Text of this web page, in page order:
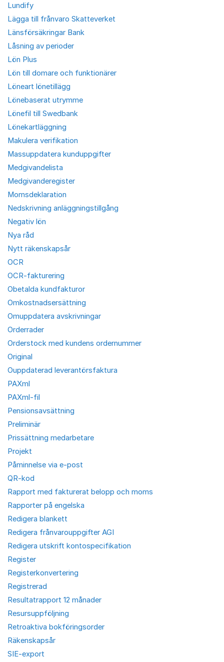
Lundify
Lägga till frånvaro Skatteverket
Länsförsäkringar Bank
Låsning av perioder
Lön Plus
Lön till domare och funktionärer
Löneart lönetillägg
Lönebaserat utrymme
Lönefil till Swedbank
Lönekartläggning
Makulera verifikation
Massuppdatera kunduppgifter
Medgivandelista
Medgivanderegister
Momsdeklaration
Nedskrivning anläggningstillgång
Negativ lön
Nya råd
Nytt räkenskapsår
OCR
OCR-fakturering
Obetalda kundfakturor
Omkostnadsersättning
Omuppdatera avskrivningar
Orderrader
Orderstock med kundens ordernummer
Original
Ouppdaterad leverantörsfaktura
PAXml
PAXml-fil
Pensionsavsättning
Preliminär
Prissättning medarbetare
Projekt
Påminnelse via e-post
QR-kod
Rapport med fakturerat belopp och moms
Rapporter på engelska
Redigera blankett
Redigera frånvarouppgifter AGI
Redigera utskrift kontospecifikation
Register
Registerkonvertering
Registrerad
Resultatrapport 12 månader
Resursuppföljning
Retroaktiva bokföringsorder
Räkenskapsår
SIE-export